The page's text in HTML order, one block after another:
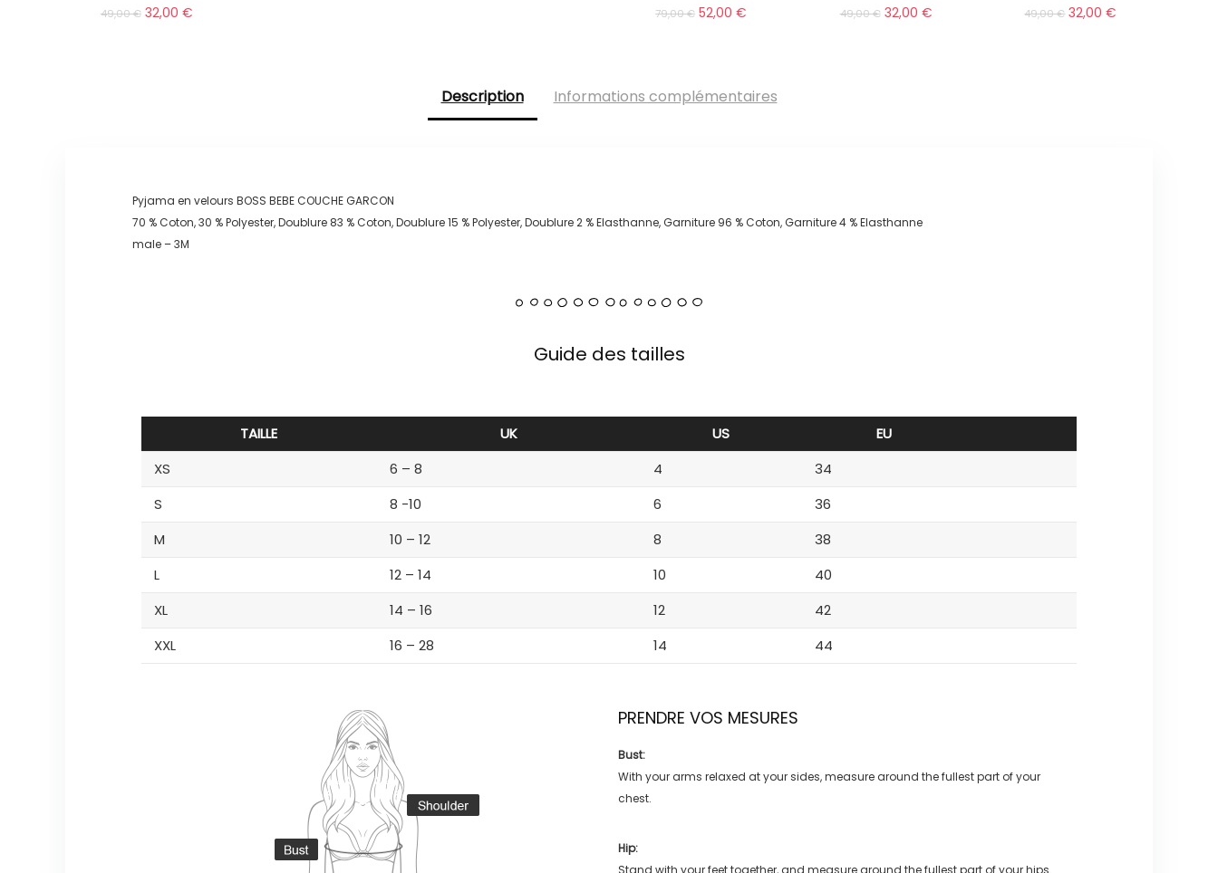
49,00€ 32,00 € 79,00€ 52,00€ 49,00€ 32,00 € 49,00€ 32,00€
Description Informations complémentaires
Pyjama en velours BOSS BEBE COUCHE GARCON
70 % Coton, 30 % Polyester, Doublure 83 % Coton, Doublure 15 % Polyester, Doublure 2 % Elasthanne, Garniture 96 % Coton, Garniture 4 % Elasthanne
male – 3M
Guide des tailles
TAILLE UK US
EU
XS
6 – 8 4
34
S
8 -10 6
36
M
10 – 12 8
38
L
12 – 14 10
40
XL
14 – 16 12
42
XXL
16 – 28 14 44
PRENDRE VOS MESURES
Bust:
With your arms relaxed at your sides, measure around the fullest part of your
chest.
Hip:
Stand with your feet together, and measure around the fullest part of your hips.